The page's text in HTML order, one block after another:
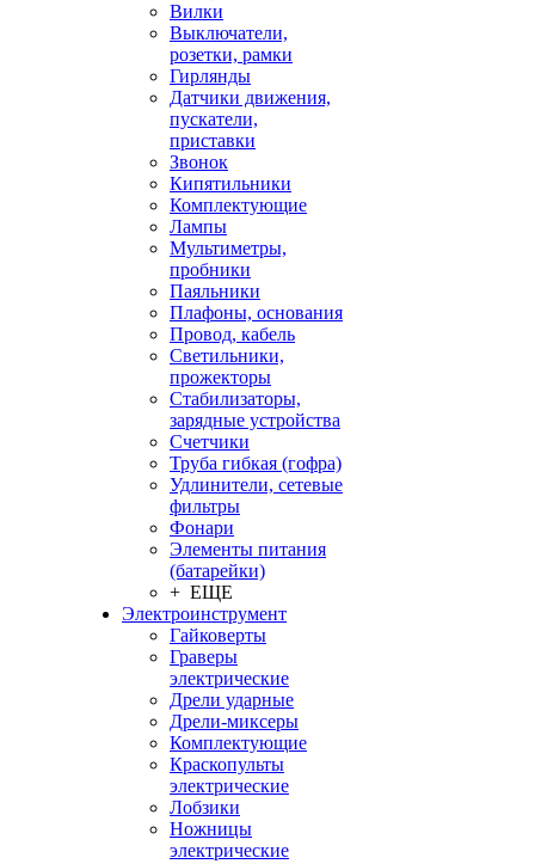
Вилки
Выключатели,
розетки, рамки
Гирлянды
Датчики движения,
пускатели,
приставки
Звонок
Кипятильники
Комплектующие
Лампы
Мультиметры,
пробники
Паяльники
Плафоны, основания
Провод, кабель
Светильники,
прожекторы
Стабилизаторы,
зарядные устройства
Счетчики
Труба гибкая (гофра)
Удлинители, сетевые
фильтры
Фонари
Элементы питания
(батарейки)
+ ЕЩЕ
Электроинструмент
Гайковерты
Граверы
электрические
Дрели ударные
Дрели-миксеры
Комплектующие
Краскопульты
электрические
Лобзики
Ножницы
электрические